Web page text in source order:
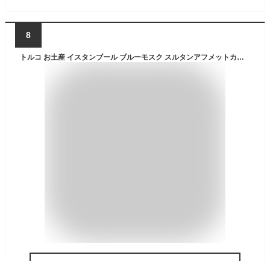
8
トルコ お土産 イスタンブール ブルーモスク スルタンアフメットカミイ Tシャツ